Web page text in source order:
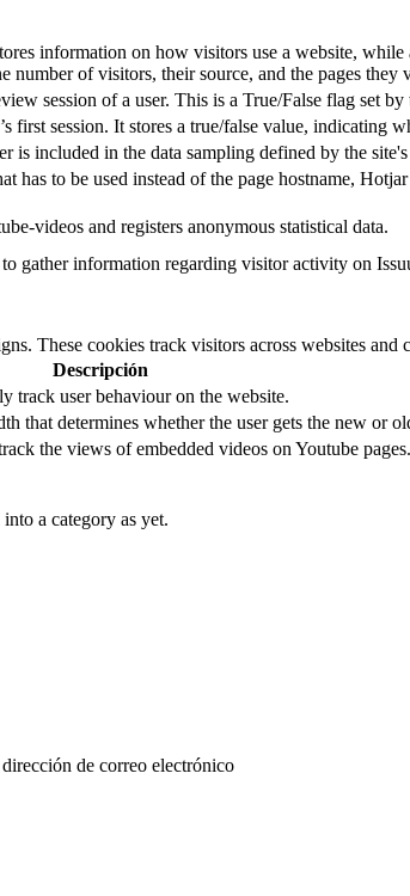
information on how visitors use a website,
number of visitors, their source, and the pages they
session of a user. This is a True/False flag set by
first session. It stores a true/false value, indicating
is included in the data sampling defined by the
has to be used instead of the page hostname,
videos and registers anonymous statistical data.
gather information regarding visitor activity on
These cookies track visitors across websites
Descripción
track user behaviour on the website.
that determines whether the user gets the new or
the views of embedded videos on Youtube pages.
a category as yet.
de correo electrónico